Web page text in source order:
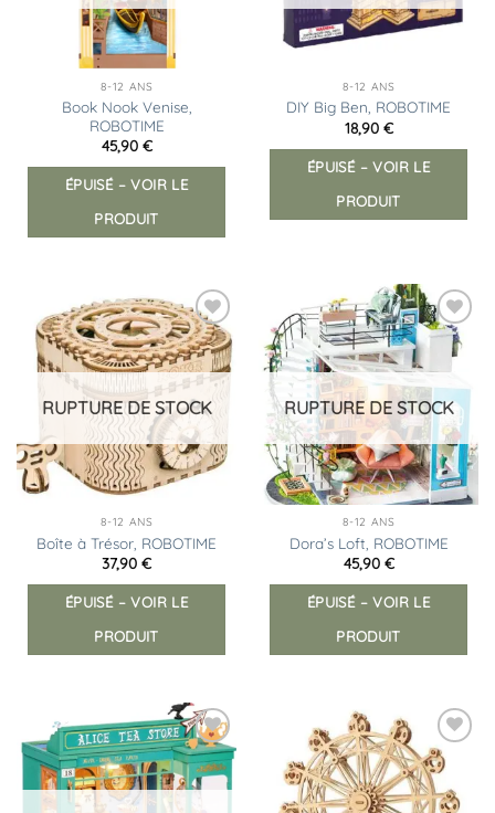
8-12 ANS
Book Nook Venise,
ROBOTIME
45,90 €
ÉPUISÉ – VOIR LE
PRODUIT
8-12 ANS
DIY Big Ben, ROBOTIME
18,90 €
ÉPUISÉ – VOIR LE
PRODUIT
Ajouter
à la
liste
d’envies
RUPTURE DE STOCK
8-12 ANS
Boîte à Trésor, ROBOTIME
37,90 €
ÉPUISÉ – VOIR LE
PRODUIT
Ajouter
à la
liste
d’envies
RUPTURE DE STOCK
8-12 ANS
Dora’s Loft, ROBOTIME
45,90 €
ÉPUISÉ – VOIR LE
PRODUIT
Ajouter
à la
liste
Ajouter
à la
liste
d’envies